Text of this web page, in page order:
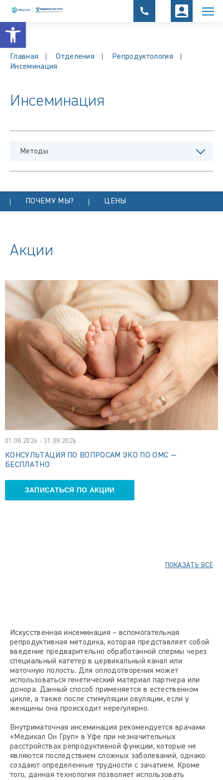
Открыть панель инструментов
Главная Отделения
Репродуктология
Инсеминация
Инсеминация
Методы
ПОЧЕМУ МЫ? ЦЕНЫ
Акции
01.08.2026 - 31.08.2026
КОНСУЛЬТАЦИЯ ПО ВОПРОСАМ ЭКО ПО ОМС —
БЕСПЛАТНО
ЗАПИСАТЬСЯ ПО АКЦИИ
ПОКАЗАТЬ ВСЕ
Искусственная инсеминация – вспомогательная
репродуктивная методика, которая представляет собой
введение предварительно обработанной спермы через
специальный катетер в цервикальный канал или
маточную полость. Для оплодотворения может
использоваться генетический материал партнера или
донора. Данный способ применяется в естественном
цикле, а также после стимуляции овуляции, если у
женщины она происходит нерегулярно.
Внутриматочная инсеминация рекомендуется врачами
«Медикал Он Груп» в Уфе при незначительных
расстройствах репродуктивной функции, которые не
являются последствием сложных заболеваний, однако
создают определенные трудности с зачатием. Кроме
того, данная технология позволяет использовать